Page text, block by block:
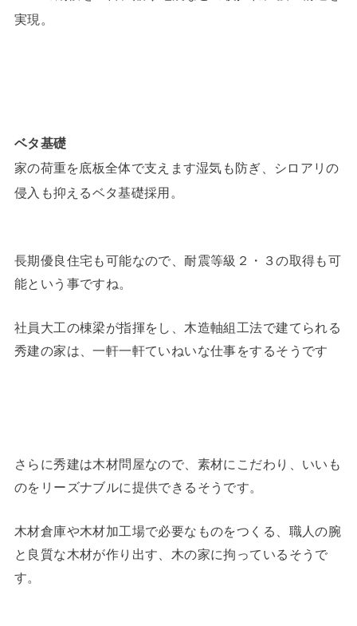
実現。
ベタ基礎
家の荷重を底板全体で支えます湿気も防ぎ、シロアリの
侵入も抑えるベタ基礎採用。
長期優良住宅も可能なので、耐震等級２・３の取得も可
能という事ですね。
社員大工の棟梁が指揮をし、木造軸組工法で建てられる
秀建の家は、一軒一軒ていねいな仕事をするそうです
さらに秀建は木材問屋なので、素材にこだわり、いいも
のをリーズナブルに提供できるそうです。
木材倉庫や木材加工場で必要なものをつくる、職人の腕
と良質な木材が作り出す、木の家に拘っているそうで
す。